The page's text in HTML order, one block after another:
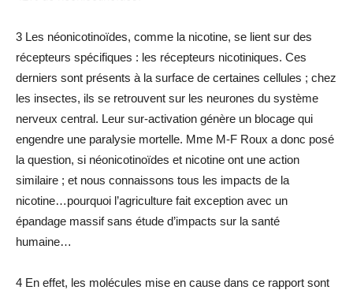
3 Les néonicotinoïdes, comme la nicotine, se lient sur des
récepteurs spécifiques : les récepteurs nicotiniques. Ces
derniers sont présents à la surface de certaines cellules ; chez
les insectes, ils se retrouvent sur les neurones du système
nerveux central. Leur sur-activation génère un blocage qui
engendre une paralysie mortelle. Mme M-F Roux a donc posé
la question, si néonicotinoïdes et nicotine ont une action
similaire ; et nous connaissons tous les impacts de la
nicotine…pourquoi l’agriculture fait exception avec un
épandage massif sans étude d’impacts sur la santé
humaine…
4 En effet, les molécules mise en cause dans ce rapport sont